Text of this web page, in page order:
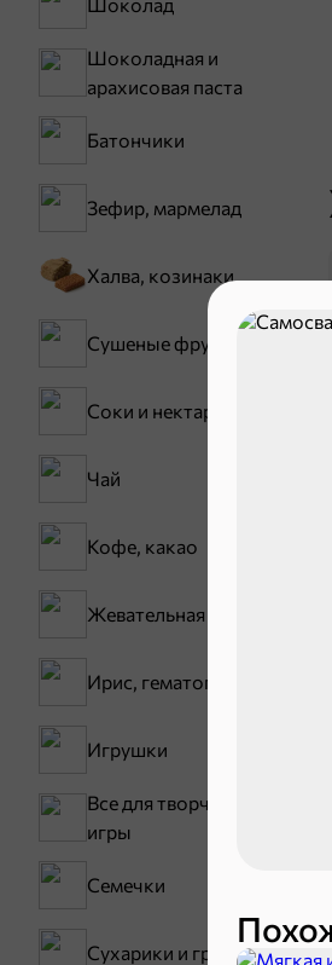
Шоколадная и
арахисовая паста
Батончики
Зефир, мармелад
Халва, козинаки
Сушеные фрукты
Соки и нектары
Чай
Кофе, какао
Жевательная резинка
Ирис, гематоген
Игрушки
Все для творчества,
игры
Семечки
Сухарики и гренки